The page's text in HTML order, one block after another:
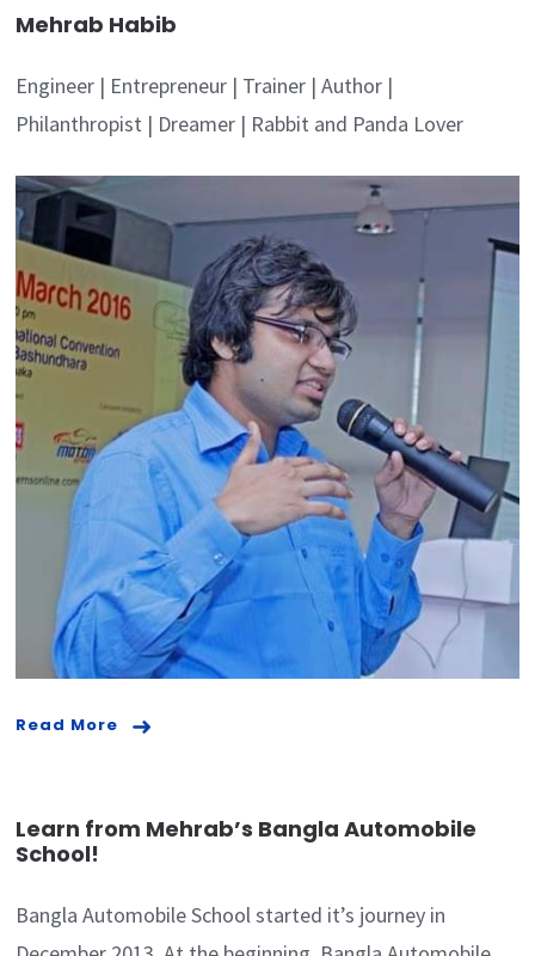
Mehrab Habib
Engineer | Entrepreneur | Trainer | Author |
Philanthropist | Dreamer | Rabbit and Panda Lover
Read More
Learn from Mehrab’s Bangla Automobile
School!
Bangla Automobile School started it’s journey in